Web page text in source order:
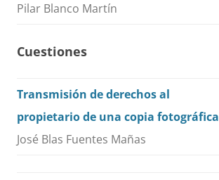
Pilar Blanco Martín
Cuestiones
Transmisión de derechos al
propietario de una copia fotográfica
José Blas Fuentes Mañas